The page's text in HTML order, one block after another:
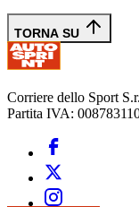
TORNA SU
Corriere dello Sport
Partita IVA: